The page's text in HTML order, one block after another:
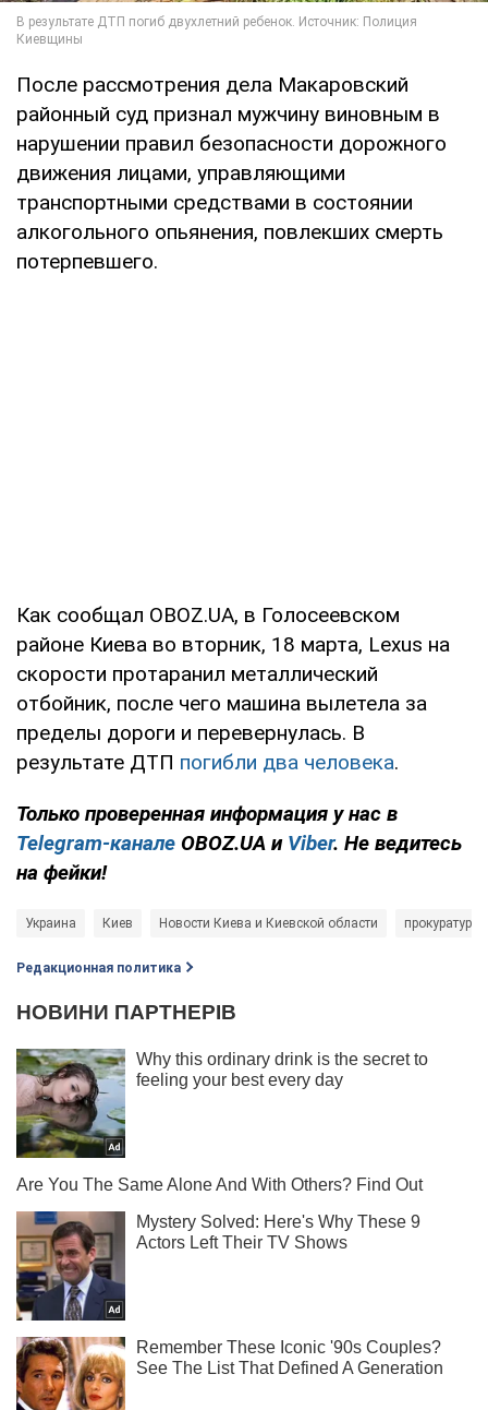
После рассмотрения дела Макаровский
районный суд признал мужчину виновным в
нарушении правил безопасности дорожного
движения лицами, управляющими
транспортными средствами в состоянии
алкогольного опьянения, повлекших смерть
потерпевшего.
Как сообщал OBOZ.UA, в Голосеевском
районе Киева во вторник, 18 марта, Lexus на
скорости протаранил металлический
отбойник, после чего машина вылетела за
пределы дороги и перевернулась. В
результате ДТП погибли два человека.
Только проверенная информация у нас в
Telegram-канале OBOZ.UA и Viber. Не ведитесь
на фейки!
Украина Киев Новости Киева и Киевской области прокуратура
Редакционная политика